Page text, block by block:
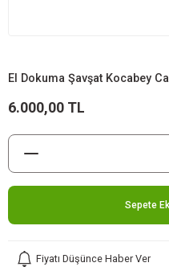
El Dokuma Şavşat Kocabey
6.000,00 TL
Sepete
Fiyatı Düşünce Haber Ver